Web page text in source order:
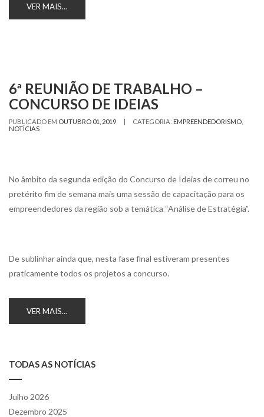
VER MAIS…
6ª REUNIÃO DE TRABALHO –
CONCURSO DE IDEIAS
PUBLICADO EM OUTUBRO 01, 2019 | CATEGORIA: EMPREENDEDORISMO
NOTÍCIAS
No âmbito da segunda edição do Concurso de Ideias de correu no
pretérito fim de semana mais uma sessão de capacitação para os
empreendedores da região sob a temática “Análise de Estratégia”.
De sublinhar ainda que, nesta fase final estiveram presentes
praticamente todos os projetos a concurso.
VER MAIS…
TODAS AS NOTÍCIAS
Julho 2026
Dezembro 2025